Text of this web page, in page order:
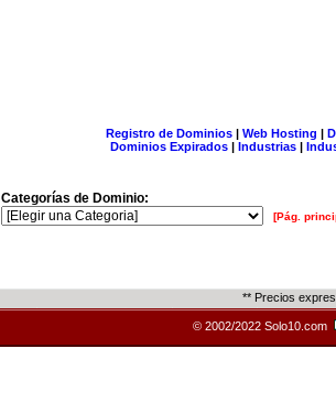
Registro de Dominios| Web Hosting |
Dominios Expirados | Industrias |
Categorías de Dominio:
[Pág.
** Precios
© 2002/2022 Solo10.com